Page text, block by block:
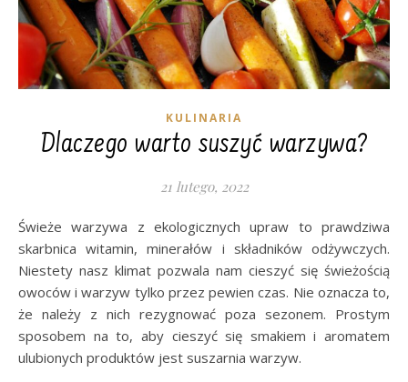
KULINARIA
Dlaczego warto suszyć warzywa?
21 lutego, 2022
Świeże warzywa z ekologicznych upraw to prawdziwa
skarbnica witamin, minerałów i składników odżywczych.
Niestety nasz klimat pozwala nam cieszyć się świeżością
owoców i warzyw tylko przez pewien czas. Nie oznacza to,
że należy z nich rezygnować poza sezonem. Prostym
sposobem na to, aby cieszyć się smakiem i aromatem
ulubionych produktów jest suszarnia warzyw.